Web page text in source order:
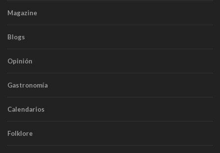
Magazine
Blogs
Opinión
Gastronomía
Calendarios
Folklore